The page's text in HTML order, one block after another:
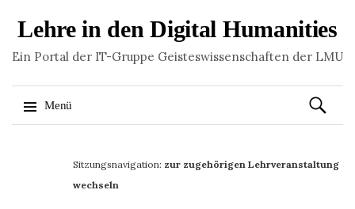
Lehre in den Digital Humanities
Ein Portal der IT-Gruppe Geisteswissenschaften der LMU
Menü
Suchen
nach:
Sitzungsnavigation: zur zugehörigen Lehrveranstaltung
wechseln